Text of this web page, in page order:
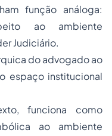
função análoga:
ao ambiente
Judiciário.
do advogado ao
espaço institucional
funciona como
ao ambiente